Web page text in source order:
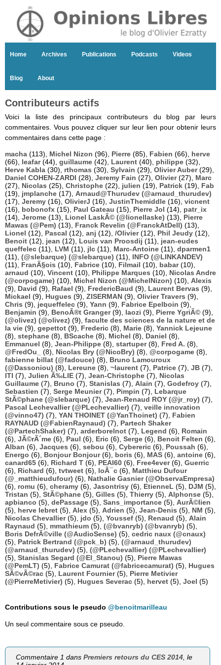
Home Archives Publications Podcasts Videos
Blog About
Contributeurs actifs
Voici la liste des principaux contributeurs du blog par leurs
commentaires. Vous pouvez cliquer sur leur lien pour obtenir leurs
commentaires dans cette page :
macha (113), Michel Nizon (96), Pierre (85), Fabien (66), herve
(66), leafar(44), guillaume (42), Laurent (40), philippe (32),
Herve Kabla (30), rthomas (30), Sylvain (29), Olivier Auber(29),
Daniel COHEN-ZARDI (28), Jeremy Fain (27), Olivier(27), Marc
(27), Nicolas (25), Christophe (22), julien (19), Patrick (19), Fab
(19), jmplanche (17), Arnaud@Thurudev (@arnaud_thurudev)
(17), Jeremy (16), OlivierJ (16), JustinThemiddle (16), vicnent
(16), bobonofx (15), Paul Gateau (15), Pierre Jol (14), patr_ix
(14), Jerome (13), Lionel LaskÃ© (@lionellaske) (13), Pierre
Mawas (@Pem) (13), Franck Revelin (@FranckAtDell) (13),
Lionel (12), Pascal (12), anj (12), /Olivier(12), Phil Jeudy (12),
Benoit (12), jean (12), Louis van Proosdij (11), jean-eudes
queffelec (11), LVM (11), jlc (11), Marc-Antoine (11), dparmen1
(11), (@slebarque) (@slebarque) (11), INFO (@LINKANDEV)
(11), FranÃ§ois (10), Fabrice (10), Filmail (10), babar(10),
arnaud (10), Vincent (10), Philippe Marques (10), Nicolas Andre
(@corpogame) (10), Michel Nizon (@MichelNizon) (10), Alexis
(9), David (9), Rafael (9), FredericBaud (9), Laurent Bervas (9),
Mickael (9), Hugues (9), ZISERMAN (9), Olivier Travers (9),
Chris (9), jequeffelec (9), Yann (9), Fabrice Epelboin (9),
Benjamin (9), BenoÃ®t Granger(9), laozi (9), Pierre YgriÃ© (9),
(@olivez) (@olivez) (9), faculte des sciences de la nature et de
la vie (9), gepettot (9), Frederic (8), Marie (8), Yannick Lejeune
(8), stephane (8), BScache (8), Michel (8), Daniel (8),
Emmanuel (8), Jean-Philippe (8), startuper(8), Fred A. (8),
@FredOu_
(8), Nicolas Bry (@NicoBry) (8), @corpogame (8),
fabienne billat (@fadouce) (8), Bruno Lamouroux
(@Dassoniou) (8), Lereune (8), ~laurent (7), Patrice (7), JB (7),
ITI (7), Julien Ã‰LIE (7), Jean-Christophe (7), Nicolas
Guillaume (7), Bruno (7), Stanislas (7), Alain (7), Godefroy (7),
Sebastien (7), Serge Meunier(7), Pimpin (7), Lebarque
StÃ©phane (@slebarque) (7), Jean-Renaud ROY (@jr_roy) (7),
Pascal Lechevallier (@PLechevallier) (7), veille innovation
(@vinno47) (7), YAN THOINET (@YanThoinet) (7), Fabien
RAYNAUD (@FabienRaynaud) (7), Partech Shaker
(@PartechShaker) (7), arderborelnot (7), Legend (6), Romain
(6), JÃ©rÃ´me (6), Paul (6), Eric (6), Serge (6), Benoit Felten (6),
Alban (6), Jacques (6), sebou (6), Cybereric (6), Poussah (6),
Energo (6), Bonjour Bonjour(6), boris (6), MAS (6), antoine (6),
canard65 (6), Richard T (6), PEAI60 (6), Free4ever(6), Guerric
(6), Richard (6), tvtweet (6), loÃ¯c (6), Matthieu Dufour
(@_matthieudufour) (6), Nathalie Gasnier (@ObservaEmpresa)
(6), romu (6), cheramy (6), Jasontrisy (6), EtienneL (5), DJM (5),
Tristan (5), StÃ©phane (5), Gilles (5), Thierry (5), Alphonse (5),
apbianco (5), dePassage (5), Sans_importance (5), AurÃ©lien
(5), herve lebret (5), Alex (5), Adrien (5), Jean-Denis (5), NM (5),
Nicolas Chevallier(5), jdo (5), Youssef (5), Renaud (5), Alain
Raynaud (5), mmathieum (5), (@bvanryb) (@bvanryb) (5),
Boris DefrÃ©ville (@AudioSense) (5), cedric naux (@cnaux)
(5), Patrick Bertrand (@pck_b) (5), (@arnaud_thurudev)
(@arnaud_thurudev) (5), (@PLechevallier) (@PLechevallier)
(5), Stanislas Segard (@El_Stanou) (5), Pierre Mawas
(@PemLT) (5), Fabrice Camurat (@fabricecamurat) (5), Hugues
SÃ©vÃ©rac (5), Laurent Fournier(5), Pierre Metivier
(@PierreMetivier) (5), Hugues Severac (5), hervet (5), Joel (5)
Contributions sous le pseudo @benoitmarilleau
Un seul commentaire sous ce pseudo.
Commentaire 1 dansPremiers retours du CES 2014, le